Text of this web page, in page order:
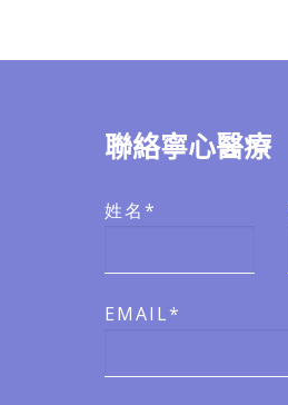
聯絡寧心醫療
姓名*
EMAIL*